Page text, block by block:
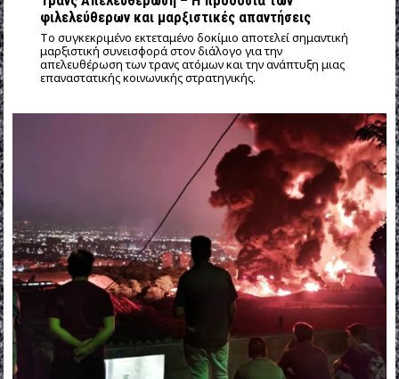
φιλελεύθερων και μαρξιστικές απαντήσεις
Tο συγκεκριμένο εκτεταμένο δοκίμιο αποτελεί σημαντική
μαρξιστική συνεισφορά στον διάλογο για την
απελευθέρωση των τρανς ατόμων και την ανάπτυξη μιας
επαναστατικής κοινωνικής στρατηγικής.